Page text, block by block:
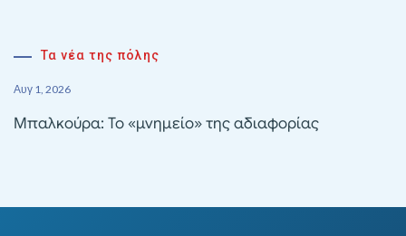
Τα νέα της πόλης
Αυγ 1, 2026
Μπαλκούρα: Το «μνημείο» της αδιαφορίας